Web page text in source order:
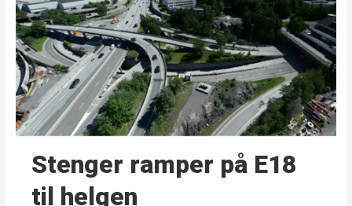
Stenger ramper på E18
til helgen